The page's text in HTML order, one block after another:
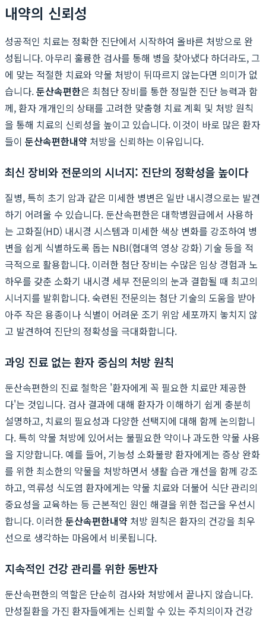
내약의 신뢰성
성공적인 치료는 정확한 진단에서 시작하여 올바른 처방으로 완
성됩니다. 아무리 훌륭한 검사를 통해 병을 찾아냈다 하더라도, 그
에 맞는 적절한 치료와 약물 처방이 뒤따르지 않는다면 의미가 없
습니다.둔산속편한은 최첨단 장비를 통한 정밀한 진단 능력과 함
께, 환자 개개인의 상태를 고려한 맞춤형 치료 계획 및 처방 원칙
을 통해 치료의 신뢰성을 높이고 있습니다. 이것이 바로 많은 환자
들이 둔산속편한내약 처방을 신뢰하는 이유입니다.
최신 장비와 전문의의 시너지: 진단의 정확성을 높이다
질병, 특히 초기 암과 같은 미세한 병변은 일반 내시경으로는 발견
하기 어려울 수 있습니다. 둔산속편한은 대학병원급에서 사용하
는 고화질(HD) 내시경 시스템과 미세한 색상 변화를 강조하여 병
변을 쉽게 식별하도록 돕는 NBI(협대역 영상 강화) 기술 등을 적
극적으로 활용합니다. 이러한 첨단 장비는 수많은 임상 경험과 노
하우를 갖춘 소화기 내시경 세부 전문의의 눈과 결합될 때 최고의
시너지를 발휘합니다. 숙련된 전문의는 첨단 기술의 도움을 받아
아주 작은 용종이나 식별이 어려운 조기 위암 세포까지 놓치지 않
고 발견하여 진단의 정확성을 극대화합니다.
과잉 진료 없는 환자 중심의 처방 원칙
둔산속편한의 진료 철학은 '환자에게 꼭 필요한 치료만 제공한
다'는 것입니다. 검사 결과에 대해 환자가 이해하기 쉽게 충분히
설명하고, 치료의 필요성과 다양한 선택지에 대해 함께 논의합니
다. 특히 약물 처방에 있어서는 불필요한 약이나 과도한 약물 사용
을 지양합니다. 예를 들어, 기능성 소화불량 환자에게는 증상 완화
를 위한 최소한의 약물을 처방하면서 생활 습관 개선을 함께 강조
하고, 역류성 식도염 환자에게는 약물 치료와 더불어 식단 관리의
중요성을 교육하는 등 근본적인 원인 해결을 위한 접근을 우선시
합니다. 이러한둔산속편한내약 처방 원칙은 환자의 건강을 최우
선으로 생각하는 마음에서 비롯됩니다.
지속적인 건강 관리를 위한 동반자
둔산속편한의 역할은 단순히 검사와 처방에서 끝나지 않습니다.
만성질환을 가진 환자들에게는 신뢰할 수 있는 주치의이자 건강